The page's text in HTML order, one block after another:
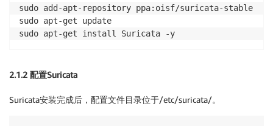
sudo add-apt-repository ppa:oisf/suricata-stable
sudo apt-get update
sudo apt-get install Suricata -y
2.1.2 配置Suricata
Suricata安装完成后，配置文件目录位于/etc/suricata/。